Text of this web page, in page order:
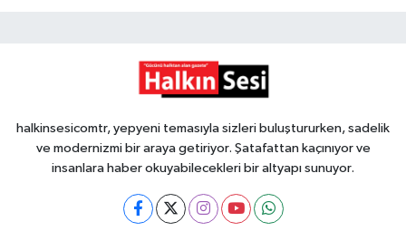
halkinsesicomtr, yepyeni temasıyla sizleri buluştururken, sadelik
ve modernizmi bir araya getiriyor. Şatafattan kaçınıyor ve
insanlara haber okuyabilecekleri bir altyapı sunuyor.